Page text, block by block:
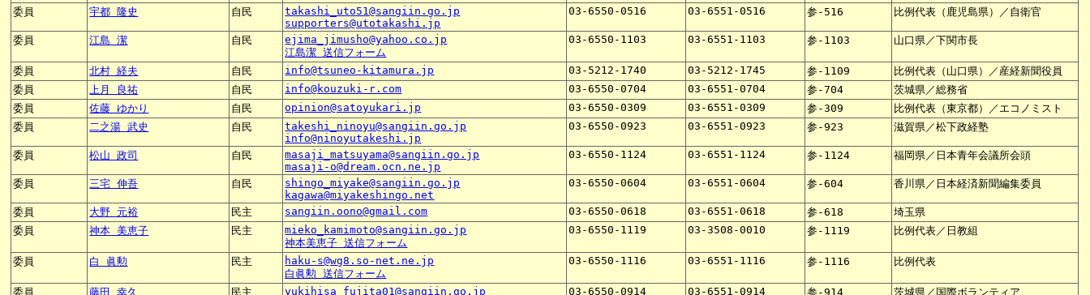
委員 宇都 隆史 自民
takashi_uto51@sangiin.go.jp
supporters@utotakashi.jp
03-6550-0516 03-6551-0516 参-516 比例代表（鹿児島県）／自衛官
委員 江島 潔 自民
ejima_jimusho@yahoo.co.jp
江島潔 送信フォーム
03-6550-1103 03-6551-1103 参-1103 山口県／下関市長
委員 北村 経夫 自民 info@tsuneo-kitamura.jp 03-5212-1740 03-5212-1745 参-1109
比例代表（山口県）／産経新聞役員
委員
上月 良祐 自民 info@kouzuki-r.com 03-6550-0704 03-6551-0704 参-704
茨城県／総務省
委員
佐藤 ゆかり 自民 opinion@satoyukari.jp 03-6550-0309 03-6551-0309 参-309
比例代表（東京都）／エコノミスト
委員
二之湯 武史 自民
takeshi_ninoyu@sangiin.go.jp
info@ninoyutakeshi.jp
03-6550-0923 03-6551-0923 参-923 滋賀県／松下政経塾
委員 松山 政司 自民
masaji_matsuyama@sangiin.go.jp
masaji-o@dream.ocn.ne.jp
03-6550-1124 03-6551-1124 参-1124 福岡県／日本青年会議所会頭
委員 三宅 伸吾 自民
shingo_miyake@sangiin.go.jp
kagawa@miyakeshingo.net
03-6550-0604 03-6551-0604 参-604 香川県／日本経済新聞編集委員
委員 大野 元裕 民主 sangiin.oono@gmail.com 03-6550-0618 03-6551-0618 参-618
埼玉県
委員
神本 美恵子 民主
mieko_kamimoto@sangiin.go.jp
神本美恵子 送信フォーム
03-6550-1119 03-3508-0010 参-1119 比例代表／日教組
委員 白 眞勲 民主
haku-s@wg8.so-net.ne.jp
白眞勲 送信フォーム
03-6550-1116 03-6551-1116 参-1116 比例代表
委員 藤田 幸久 民主
yukihisa_fujita01@sangiin.go.jp
03-6550-0914 03-6551-0914 参-914 茨城県／国際ボランティア